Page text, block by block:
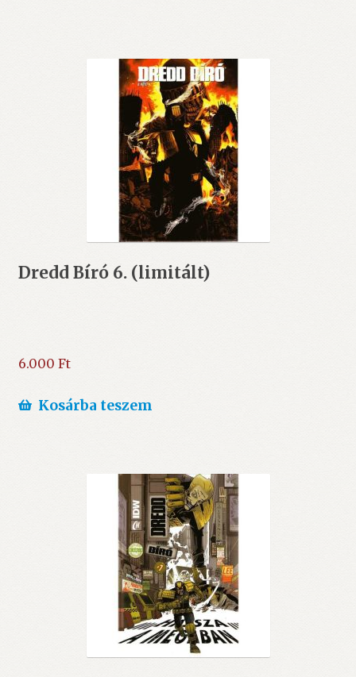
Dredd Bíró 6. (limitált)
6.000 Ft
Kosárba teszem